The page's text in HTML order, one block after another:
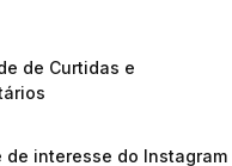
de Curtidas e
de interesse do Instagram